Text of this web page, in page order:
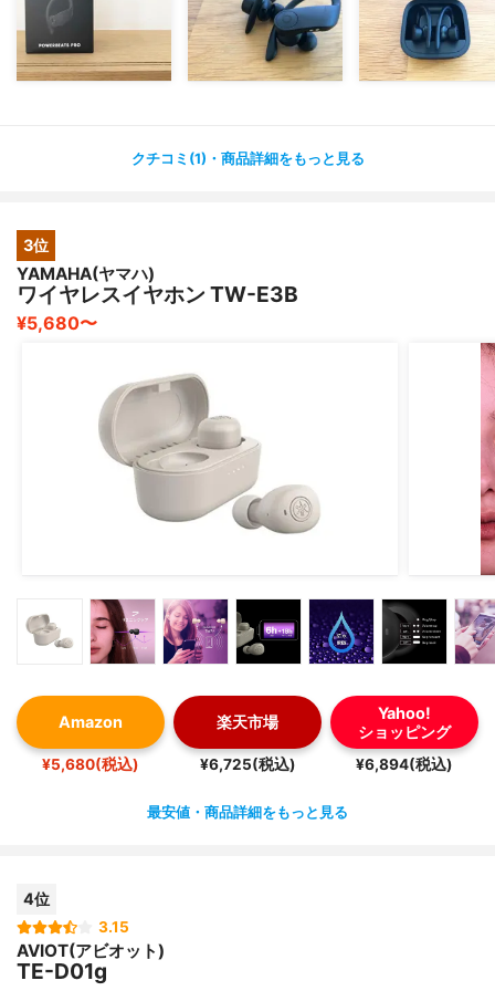
クチコミ(1)・商品詳細をもっと見る
3位
YAMAHA(ヤマハ)
ワイヤレスイヤホン TW-E3B
¥5,680〜
Amazon
¥5,680(税込)
楽天市場
¥6,725(税込)
Yahoo!
ショッピング
¥6,894(税込)
最安値・商品詳細をもっと見る
4位
3.15
AVIOT(アビオット)
TE-D01g